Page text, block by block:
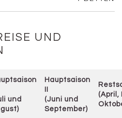
UND
und
Hauptsaison
II
(Juni und
September)
(April,